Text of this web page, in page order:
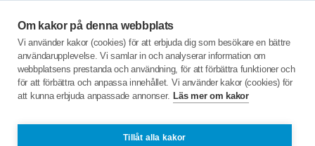
Om kakor på denna webbplats
Vi använder kakor (cookies) för att erbjuda dig som besökare en bättre
användarupplevelse. Vi samlar in och analyserar information om
webbplatsens prestanda och användning, för att förbättra funktioner och
för att förbättra och anpassa innehållet. Vi använder kakor (cookies) för
att kunna erbjuda anpassade annonser. Läs mer om kakor
Tillåt alla kakor
Resor och utflykter
Annonser
C/o:Barbro Sandberg